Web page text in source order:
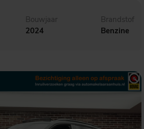
Bouwjaar
2024
Brandstof
Benzine